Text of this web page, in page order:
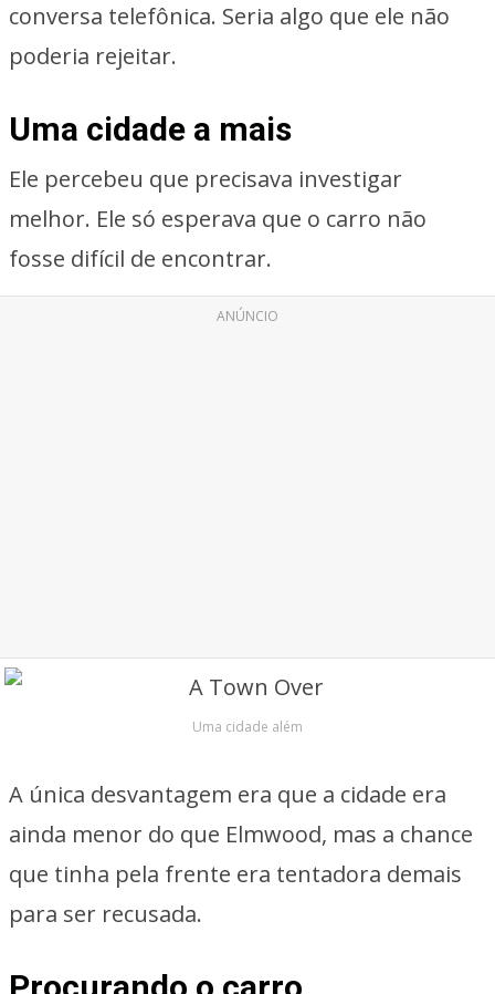
conversa telefônica. Seria algo que ele não
poderia rejeitar.
Uma cidade a mais
Ele percebeu que precisava investigar
melhor. Ele só esperava que o carro não
fosse difícil de encontrar.
ANÚNCIO
Uma cidade além
A única desvantagem era que a cidade era
ainda menor do que Elmwood, mas a chance
que tinha pela frente era tentadora demais
para ser recusada.